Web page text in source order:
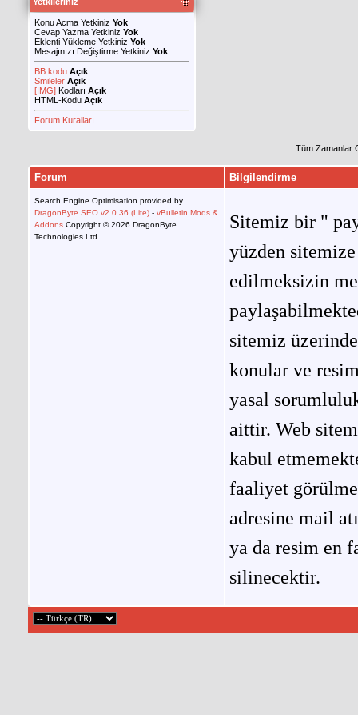
Konu Acma Yetkiniz Yok
Cevap Yazma Yetkiniz Yok
Eklenti Yükleme Yetkiniz Yok
Mesajınızı Değiştirme Yetkiniz Yok
BB kodu Açık
Smileler Açık
[IMG] Kodları Açık
HTML-Kodu Açık
Forum Kuralları
Tüm Zamanlar
Forum Bilgilendirme
Search Engine Optimisation provided by
DragonByte SEO v2.0.36 (Lite) - vBulletin Mods &
Addons Copyright © 2026 DragonByte
Technologies Ltd.
Sitemiz bir "
yüzden
edilmeksizin
sitemiz
konular ve
yasal
aittir. Web
kabul
faaliyet
adresine mail
ya da resim en
silinecektir.